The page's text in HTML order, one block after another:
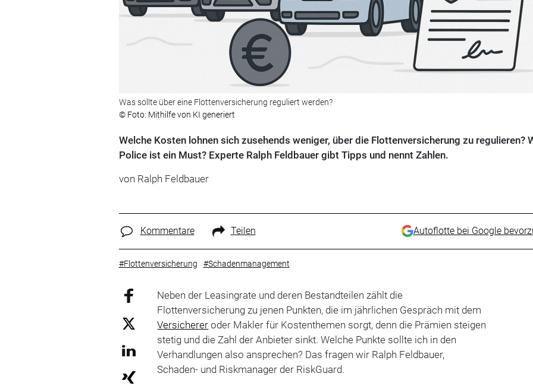
Was sollte über eine Flottenversicherung reguliert werden?
© Foto: Mithilfe von KI generiert
Welche Kosten lohnen sich zusehends weniger, über die Flottenversicherung zu regulieren?
Police ist ein Must? Experte Ralph Feldbauer gibt Tipps und nennt Zahlen.
von Ralph Feldbauer
Kommentare Teilen Autoflotte bei Google
#Flottenversicherung #Schadenmanagement
Neben der Leasingrate und deren Bestandteilen zählt die
Flottenversicherung zu jenen Punkten, die im jährlichen Gespräch mit dem
Versicherer oder Makler für Kostenthemen sorgt, denn die Prämien steigen
stetig und die Zahl der Anbieter sinkt. Welche Punkte sollte ich in den
Verhandlungen also ansprechen? Das fragen wir Ralph Feldbauer,
Schaden- und Riskmanager der RiskGuard.